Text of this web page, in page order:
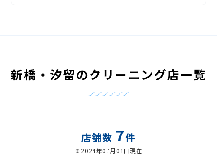
新橋・汐留のクリーニング店一覧
店舗数 7件
※2024年07月01日現在